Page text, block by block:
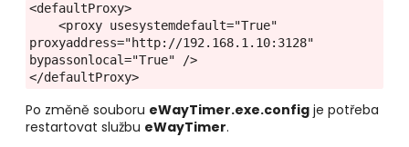
<defaultProxy>
    <proxy usesystemdefault="True"
proxyaddress="http://192.168.1.10:3128"
bypassonlocal="True" />
</defaultProxy>
Po změně souboru eWayTimer.exe.config je potřeba
restartovat službu eWayTimer.